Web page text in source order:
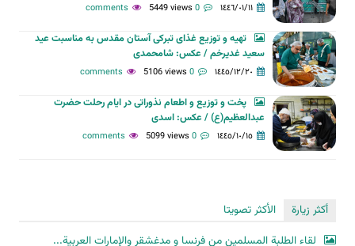
١٤٤٦/٠١/١١ 0 comments
5449 views
تهیه و توزیع غذای تبرکی آستان مقدس به مناسبت عید
سعید غدیرخم / عکس: شامحمدی
١٤٤٥/١٢/٢٠ 0 comments
5106 views
پخت و توزیع و اطعام نذوراتی در ایام رحلت حضرت
عبدالعظیم(ع) / عکس: اسدی
١٤٤٥/١٠/١٥ 0 comments
5099 views
أكثر زيارة
الأكثر تصويتا
لقاء الطلبة المسلمين من فرنسا و مدغشقر والإمارات العربية...